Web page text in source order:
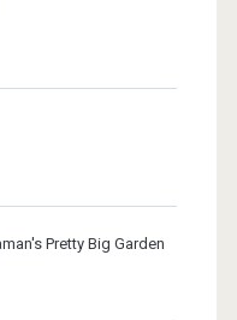
Pretty Big Garden